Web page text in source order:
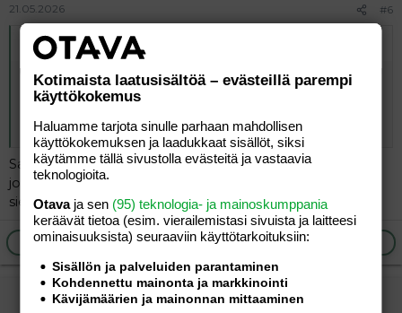
21.05.2026 #6
Alkuperäinen kirjoittaja
Ei ole kokemusta eikä tule! Muiden turvallisuuden
vuoksi. Ihan liian usein tapahtuu alaikäisten tai juuri kortin
pikemminkin parempi jos ajokortin ikää nostettaisiin.
Samaa mieltä! Tai ehkä naispuolisille sallisin ajokortin
joissain syrjäseuduilla, kaahaaville teinipojille en
sielläkään ettei metsän eläimet jää auton alle.
Ilmoita asiaton viesti
vierailija
Kotimaista laatusisältöä – evästeillä parempi
käyttökokemus
Haluamme tarjota sinulle parhaan mahdollisen
käyttökokemuksen ja laadukkaat sisällöt, siksi
käytämme tällä sivustolla evästeitä ja vastaavia
teknologioita.
Otavaja sen (95) teknologia- ja mainoskumppania
keräävät tietoa (esim. vierailemis­tasi sivuista ja laitteesi
ominaisuuk­sista) seuraaviin käyttötarkoituksiin:
Sisällön ja palveluiden parantaminen
Kohdennettu mainonta ja markkinointi
Kävijämäärien ja mainonnan mittaaminen